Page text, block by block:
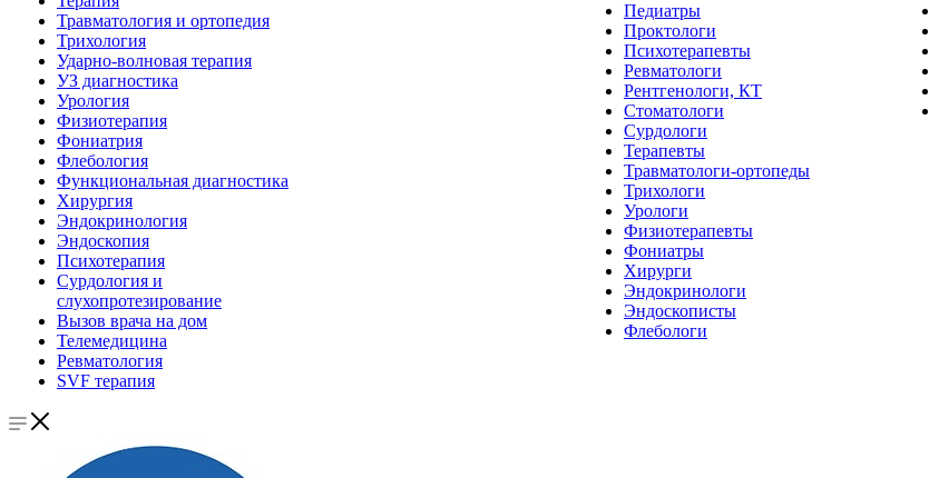
Травматология и ортопедия
Трихология
Ударно-волновая терапия
УЗ диагностика
Урология
Физиотерапия
Фониатрия
Флебология
Функциональная диагностика
Хирургия
Эндокринология
Эндоскопия
Психотерапия
Сурдология и
слухопротезирование
Вызов врача на дом
Телемедицина
Ревматология
SVF терапия
Педиатры
Проктологи
Психотерапевты
Ревматологи
Рентгенологи, КТ
Стоматологи
Сурдологи
Терапевты
Травматологи-ортопеды
Трихологи
Урологи
Физиотерапевты
Фониатры
Хирурги
Эндокринологи
Эндоскописты
Флебологи